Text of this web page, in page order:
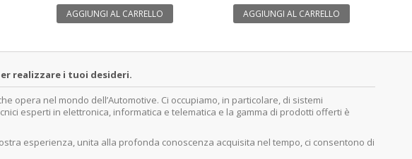
AGGIUNGI AL CARRELLO AGGIUNGI AL CARRELLO
realizzare i tuoi desideri.
opera nel mondo dell’Automotive. Ci occupiamo, in particolare, di sistemi
esperti in elettronica, informatica e telematica e la gamma di prodotti offerti è
esperienza, unita alla profonda conoscenza acquisita nel tempo, ci consentono di